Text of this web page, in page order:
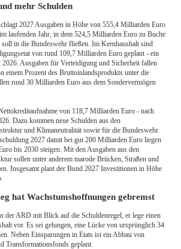
mehr Schulden
2027 Ausgaben in Höhe von 555,4 Milliarden Euro
laufenden Jahr, in dem 524,5 Milliarden Euro zu Buche
in die Bundeswehr fließen. Im Kernhaushalt sind
von rund 109,7 Milliarden Euro geplant - ein
Ausgaben für Verteidigung und Sicherheit fallen
einem Prozent des Bruttoinlandsprodukts unter die
rund 30 Milliarden Euro aus dem Sondervermögen
von 118,7 Milliarden Euro - nach
Dazu kommen neue Schulden aus den
und Klimaneutralität sowie für die Bundeswehr.
2027 damit bei gut 200 Milliarden Euro liegen
bis 2030 steigen. Mit den Ausgaben aus den
sollen unter anderem marode Brücken, Straßen und
Insgesamt plant der Bund 2027 Investitionen in Höhe
hat Wachstumshoffnungen gebremst
der ARD mit Blick auf die Schuldenregel, er lege einen
vor. Es sei gelungen, eine Lücke von ursprünglich 34
Neben Einsparungen in Etats ist ein Abbau von
Transformationsfonds geplant.